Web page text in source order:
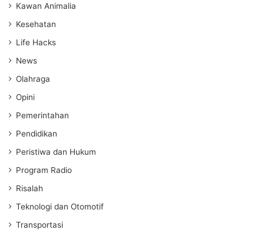
Kawan Animalia
Kesehatan
Life Hacks
News
Olahraga
Opini
Pemerintahan
Pendidikan
Peristiwa dan Hukum
Program Radio
Risalah
Teknologi dan Otomotif
Transportasi